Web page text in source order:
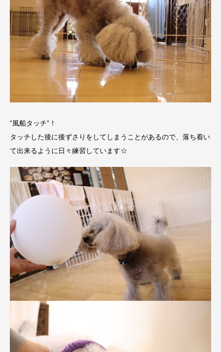
”風船タッチ”！
タッチした後に後ずさりをしてしまうことがあるので、落ち着い
て出来るように日々練習しています☆